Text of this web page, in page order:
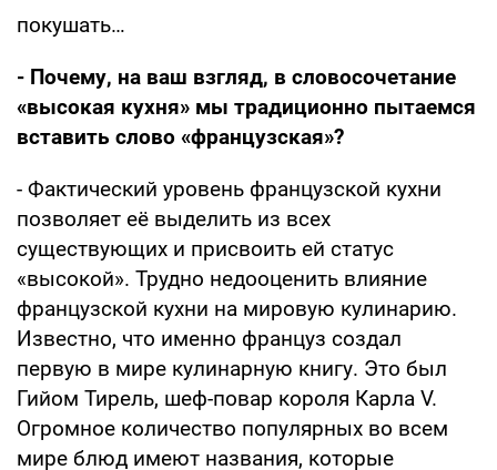
покушать…
- Почему, на ваш взгляд, в словосочетание
«высокая кухня» мы традиционно пытаемся
вставить слово «французская»?
- Фактический уровень французской кухни
позволяет её выделить из всех
существующих и присвоить ей статус
«высокой». Трудно недооценить влияние
французской кухни на мировую кулинарию.
Известно, что именно француз создал
первую в мире кулинарную книгу. Это был
Гийом Тирель, шеф-повар короля Карла V.
Огромное количество популярных во всем
мире блюд имеют названия, которые